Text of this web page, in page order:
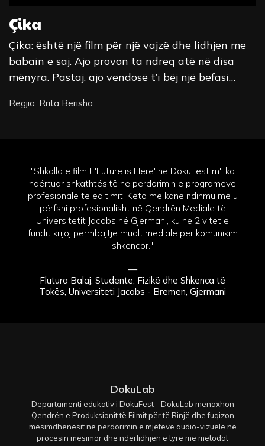
Çika
Çika: është një film për një vajzë dhe lidhjen me
babain e saj. Ajo provon ta ndreq atë në disa
mënyra. Pastaj, ajo vendosë t’i bëj një befasi…
Regjia: Rrita Berisha
"Shkolla e filmit 'Future is Here' në DokuFest m'i ka
ndërtuar shkathtësitë në përdorimin e programeve
profesionale të editimit. Këto më kanë ndihmu me u
përfshi profesionalisht në Qendrën Mediale të
Universitetit Jacobs në Gjermani, ku në 2 vitet e
fundit krijoj përmbajtje mualtimediale për komunikim
shkencor."
—
Flutura Balaj, Studente, Fizikë dhe Shkenca të
Tokës, Universiteti Jacobs - Bremen, Gjermani
DokuLab
Departamenti edukativ i DokuFest - DokuLab menaxhon
Qendrën e Produksionit të Filmit për të Rinjë dhe fuqizon
mësimdhënësit në përdorimin e mjeteve audio-vizuele në
procesin mësimor dhe ndërlidhjen e tyre me metodat